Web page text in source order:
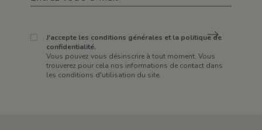
J'accepte les conditions générales et la politique de
confidentialité.
Vous pouvez vous désinscrire à tout moment. Vous
trouverez pour cela nos informations de contact dans
les conditions d'utilisation du site.